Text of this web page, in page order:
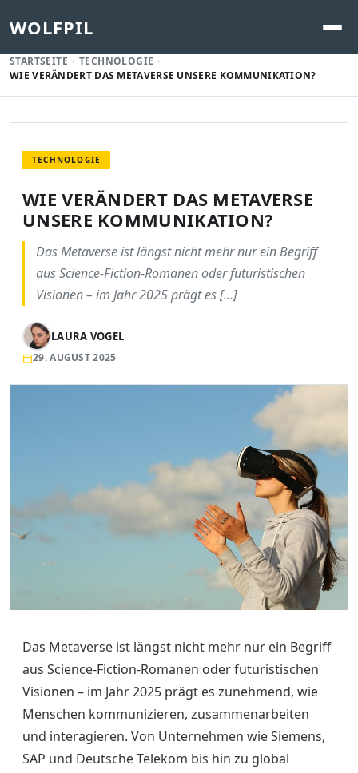
WOLFPIL
STARTSEITE
TECHNOLOGIE
WIE VERÄNDERT DAS METAVERSE UNSERE KOMMUNIKATION?
TECHNOLOGIE
WIE VERÄNDERT DAS METAVERSE
UNSERE KOMMUNIKATION?
Das Metaverse ist längst nicht mehr nur ein Begriff
aus Science-Fiction-Romanen oder futuristischen
Visionen – im Jahr 2025 prägt es […]
LAURA VOGEL
29. AUGUST 2025
Das Metaverse ist längst nicht mehr nur ein Begriff
aus Science-Fiction-Romanen oder futuristischen
Visionen – im Jahr 2025 prägt es zunehmend, wie
Menschen kommunizieren, zusammenarbeiten
und interagieren. Von Unternehmen wie Siemens,
SAP und Deutsche Telekom bis hin zu global